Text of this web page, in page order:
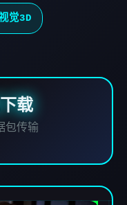
觉3D
载
包传输